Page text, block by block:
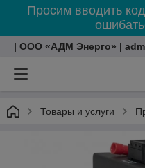
Просим вводить
| ООО «АДМ Энерго» |
Товары и услуги